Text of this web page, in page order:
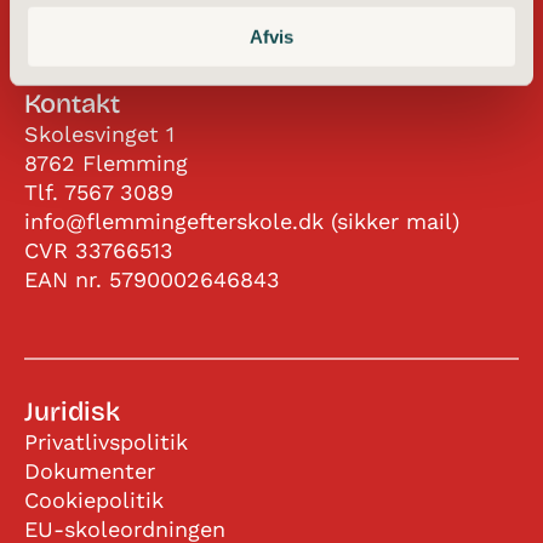
Afvis
Kontakt
Skolesvinget 1
8762 Flemming
Tlf. 7567 3089
info@flemmingefterskole.dk (sikker mail)
CVR 33766513
EAN nr. 5790002646843
Juridisk
Privatlivspolitik
Dokumenter
Cookiepolitik
EU-skoleordningen